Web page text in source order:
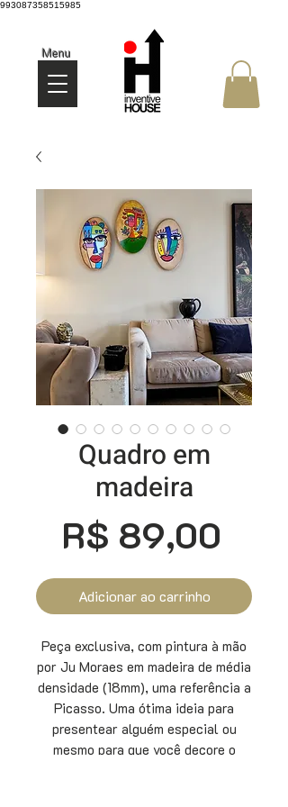
993087358515985
Menu
Quadro em
madeira
R$ 89,00
Adicionar ao carrinho
Peça exclusiva, com pintura à mão
por Ju Moraes em madeira de média
densidade (18mm), uma referência a
Picasso. Uma ótima ideia para
presentear alguém especial ou
mesmo para que você decore o